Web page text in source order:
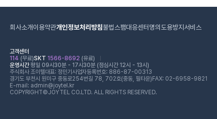
회사소개이용약관개인정보처리방침불법스팸대응센터 명의도용방지서비스
고객센터
114 (무료)SKT 1566-8692 (유료)
운영시간평일 09시30분 - 17시30분 (점심시간 12시 - 13시)
주식회사 조이텔대표: 정민기 사업자등록번호: 886-87-00313
경기도 부천시 원미구 중동로254번길 78, 702호(중동, 필타운) FAX: 02-6958-9821
E-mail: admin@joytel.kr
COPYRIGHT©JOYTEL CO.LTD. ALL RIGHTS RESERVED.